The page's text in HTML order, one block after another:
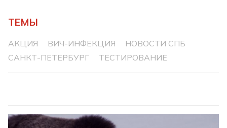
ТЕМЫ
АКЦИЯ ВИЧ-ИНФЕКЦИЯ
НОВОСТИ СПБ
САНКТ-ПЕТЕРБУРГ
ТЕСТИРОВАНИЕ